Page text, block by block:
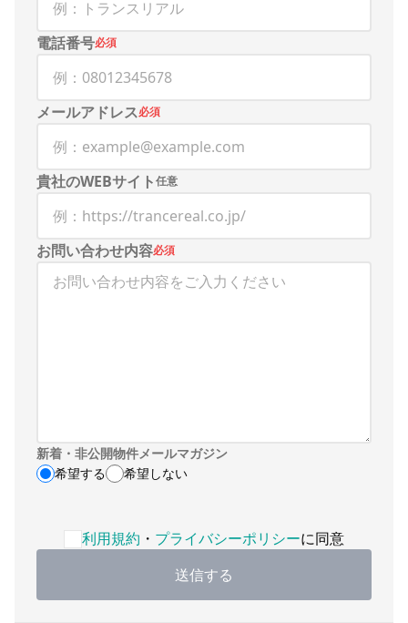
電話番号必須
メールアドレス必須
貴社のWEBサイト任意
お問い合わせ内容必須
新着・非公開物件メールマガジン
希望する
希望しない
利用規約 ・ プライバシーポリシーに同意
送信する
利用規約・プライバシーポリシーへの同意が必要です